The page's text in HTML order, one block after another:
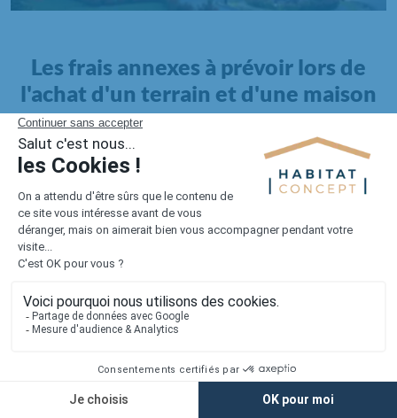
Les frais annexes à prévoir lors de
l'achat d'un terrain et d'une maison
Il faut également intégrer à votre budget, les
pour la maison. Outre l'achat du terrain et la construction, il
faut prendre en compte la viabilisation si elle n'est pas
proposée par le constructeur. Les frais de raccordements et les
taxes éventuelles coûtent entre 5 000 et 15 000 euros selon la
localisation du terrain et son accès.
Quant auxfrais de notaire
Lorsque vous vous tournez vers une maison existante, il sera
nécessaire de faire des travaux de rénovation. Ceux-ci sont
souvent coûteux et doivent être ajoutés au prix de l'achat